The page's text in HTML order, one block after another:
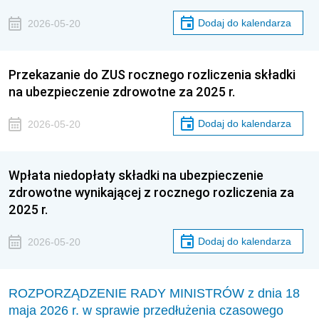
2026-05-20 Dodaj do kalendarza
Przekazanie do ZUS rocznego rozliczenia składki
na ubezpieczenie zdrowotne za 2025 r.
2026-05-20 Dodaj do kalendarza
Wpłata niedopłaty składki na ubezpieczenie
zdrowotne wynikającej z rocznego rozliczenia za
2025 r.
2026-05-20 Dodaj do kalendarza
ROZPORZĄDZENIE RADY MINISTRÓW z dnia 18
maja 2026 r. w sprawie przedłużenia czasowego